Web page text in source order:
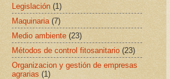
Legislación (1)
Maquinaria (7)
Medio ambiente (23)
Métodos de control fitosanitario (23)
Organizacion y gestión de empresas
agrarias (1)